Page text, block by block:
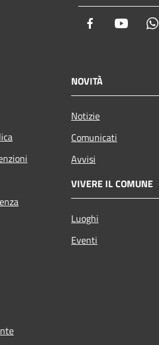
Facebook Youtube
NOVITÀ
Notizie
Comunicati
Avvisi
VIVERE IL COMUNE
Luoghi
Eventi